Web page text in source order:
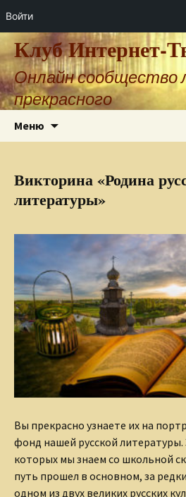
Войти
Клуб Интернет-
Онлайн сообщество
прекрасного
Меню
Викторина «Родина
литературы»
Вы прекрасно узнаете их на
фонд нашей русской
которых мы знаем со школьной
путь прошел в основном, за
одном из двух великих русских